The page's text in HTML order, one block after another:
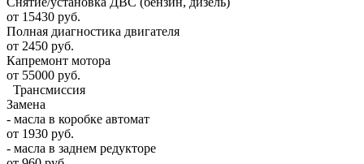
от 15430 руб.
Полная диагностика двигателя
от 2450 руб.
Капремонт мотора
от 55000 руб.
Трансмиссия
Замена
- масла в коробке автомат
от 1930 руб.
- масла в заднем редукторе